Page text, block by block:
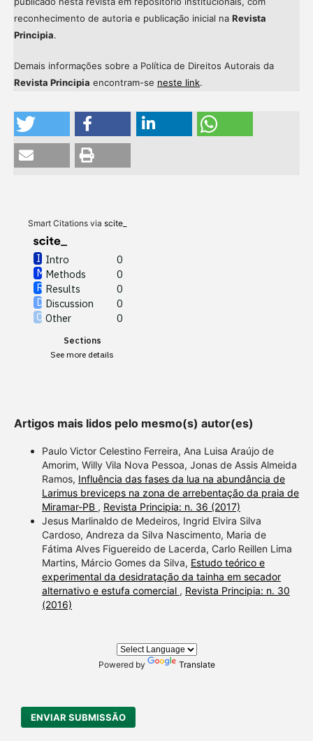
reconhecimento de autoria e publicação inicial na Revista
Principia.
Demais informações sobre a Política de Direitos Autorais da
Revista Principia encontram-se neste link.
Smart Citations via scite_
Intro
0
Methods
0
Results
0
Discussion
0
Other
0
Sections
See more details
contrasts the cited claim, and
a label indicating in which
section the citation was
made.
Artigos mais lidos pelo mesmo(s) autor(es)
Paulo Victor Celestino Ferreira, Ana Luisa Araújo de
Amorim, Willy Vila Nova Pessoa, Jonas de Assis Almeida
Ramos, Influência das fases da lua na abundância de
Larimus breviceps na zona de arrebentação da praia de
Miramar-PB , Revista Principia: n. 36 (2017)
Jesus Marlinaldo de Medeiros, Ingrid Elvira Silva
Cardoso, Andreza da Silva Nascimento, Maria de
Fátima Alves Figuereido de Lacerda, Carlo Reillen Lima
Martins, Márcio Gomes da Silva, Estudo teórico e
experimental da desidratação da tainha em secador
alternativo e estufa comercial , Revista Principia: n. 30
(2016)
Powered by Translate
ENVIAR SUBMISSÃO